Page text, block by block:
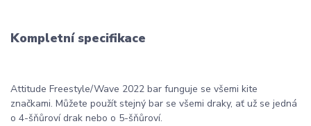
Kompletní specifikace
Attitude Freestyle/Wave 2022 bar funguje se všemi kite
značkami. Můžete použít stejný bar se všemi draky, ať už se jedná
o 4-šňůroví drak nebo o 5-šňůroví.